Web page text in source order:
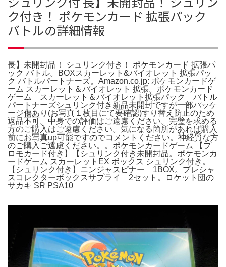
ク付き！ ポケモンカード 拡張パック
バトルの詳細情報
長】未開封品！ シュリンク付き！ ポケモンカード 拡張パ
ック バトル。BOXスカーレット&バイオレット 拡張パッ
ク バトルパートナーズ。Amazon.co.jp: ポケモンカードゲ
ーム スカーレット＆バイオレット 拡張。ポケモンカード
ゲーム スカーレット＆バイオレット拡張パック バトル
パートナーズシュリンク付き新品未開封ですが一部パッケ
ージ傷あり(お写真１枚目にて要確認)すり替え防止のため
返品不可。中身での評価はご遠慮ください。完璧を求める
方のご購入はご遠慮ください。気になる箇所があれば購入
前にお写真up可能ですのでコメントください。神経質な方
のご購入ご遠慮ください。。ポケモンカードゲーム 【プ
ロモカード付き】【シュリンク付き未開封品。ポケモンカ
ードゲーム スカーレットEX ボックス シュリンク付き。
【シュリンク付き】ニンジャスピナー 1BOX。プレシャ
スコレクターボックスサプライ 2セット。ロケット団の
サカキ SR PSA10